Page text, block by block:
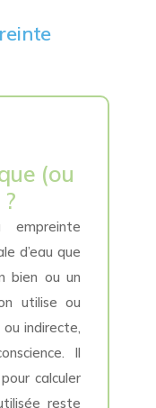
(ou
empreinte
d’eau que
bien ou un
utilise ou
indirecte,
Il
calculer
reste